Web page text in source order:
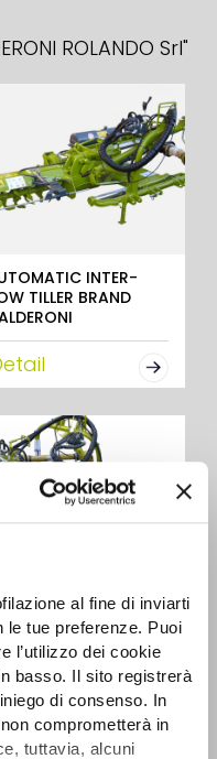
al fine di inviarti
le tue preferenze. Puoi
l’utilizzo dei cookie
basso. Il sito registrerà
di consenso. In
comprometterà in
tuttavia, alcuni
ROLANDO Srl"
INTER-
TILLER BRAND
SHREDDER ON SIDE
INTER-ROW